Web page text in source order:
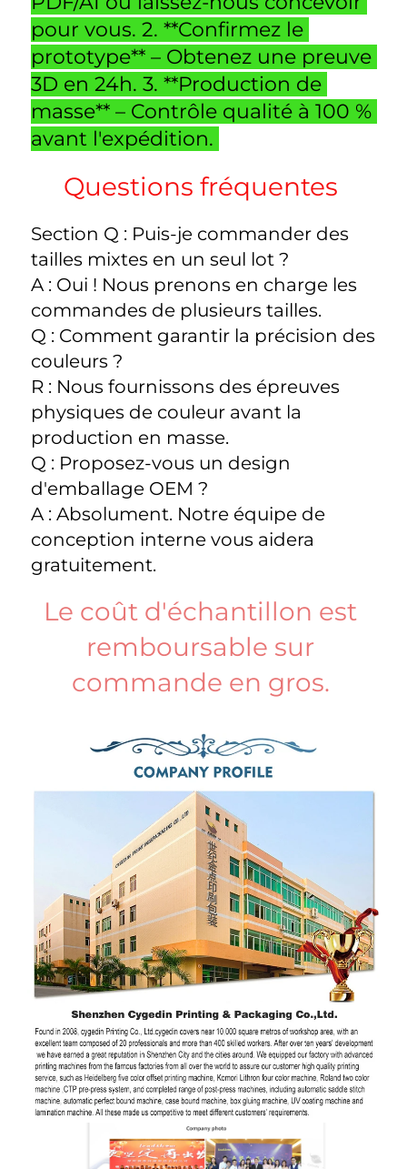
pour vous. 2. **Confirmez le
prototype** – Obtenez une preuve
3D en 24h. 3. **Production de
masse** – Contrôle qualité à 100 %
avant l'expédition.
Questions fréquentes
Section Q : Puis-je commander des
tailles mixtes en un seul lot ?
A : Oui ! Nous prenons en charge les
commandes de plusieurs tailles.
Q : Comment garantir la précision des
couleurs ?
R : Nous fournissons des épreuves
physiques de couleur avant la
production en masse.
Q : Proposez-vous un design
d'emballage OEM ?
A : Absolument. Notre équipe de
conception interne vous aidera
gratuitement.
Le coût d'échantillon est
remboursable sur
commande en gros.